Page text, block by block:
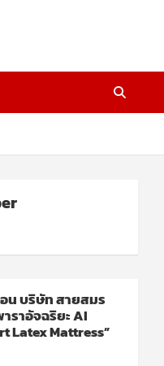
บริษัท สายสมร
ราอัจฉริยะ AI
Latex Mattress”